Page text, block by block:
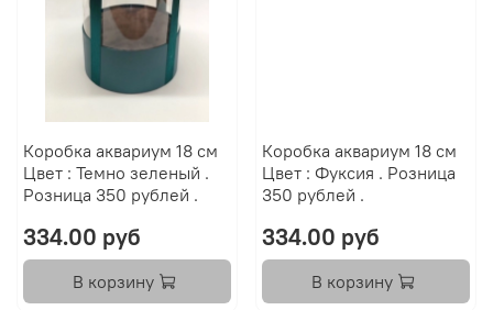
Коробка аквариум 18 см
Цвет : Темно зеленый .
Розница 350 рублей .
334.00 руб
В корзину
Коробка аквариум 18 см
Цвет : Фуксия . Розница
350 рублей .
334.00 руб
В корзину